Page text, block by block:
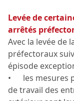
Levée de
arrêtés
Avec la levée de
préfectoraux
épisode
• les mesures
de travail des